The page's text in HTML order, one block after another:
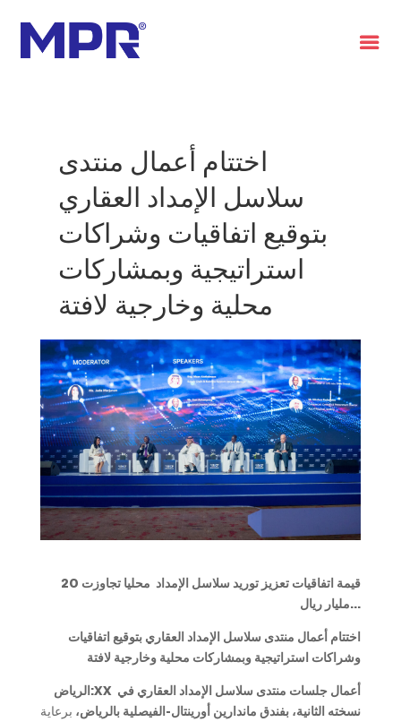
اختتام أعمال منتدى
سلاسل الإمداد العقاري
بتوقيع اتفاقيات وشراكات
استراتيجية وبمشاركات
محلية وخارجية لافتة
قيمة اتفاقيات تعزيز توريد سلاسل الإمداد محليا تجاوزت 20
مليار ريال…
اختتام أعمال منتدى سلاسل الإمداد العقاري بتوقيع اتفاقيات
وشراكات استراتيجية وبمشاركات محلية وخارجية لافتة
الرياض:XX
نسخته الثانية، بفندق ماندارين أورينتال-الفيصلية بالرياض، برعاية